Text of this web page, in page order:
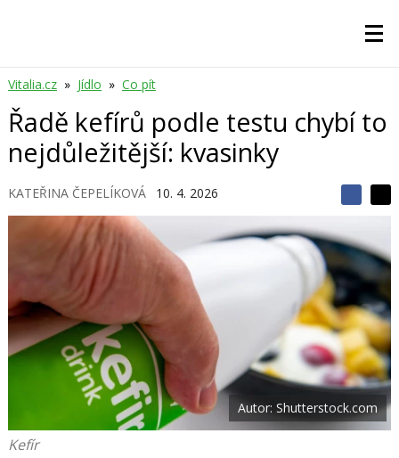
Vitalia.cz » Jídlo » Co pít
Řadě kefírů podle testu chybí to
nejdůležitější: kvasinky
KATEŘINA ČEPELÍKOVÁ 10. 4. 2026
S
í
l
e
t
S
l
j
n
a
a
c
e
b
o
o
k
l
e
e
n
a
s
í
t
i
X
Autor: Shutterstock.com
Kefír